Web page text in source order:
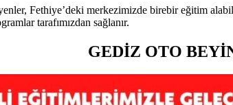
Fethiye’deki merkezimizde birebir eğitim
tarafımızdan sağlanır.
GEDİZ OTO